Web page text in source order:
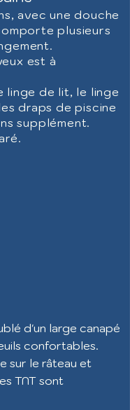
avec une douche
plusieurs
est à
linge de lit, le linge
draps de piscine
supplément.
d'un large canapé
confortables.
sur le râteau et
TNT sont